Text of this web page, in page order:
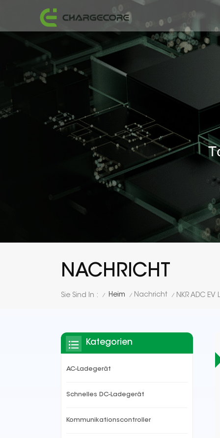
NACHRICHT
Sie Sind In : / Heim / Nachricht /
Kategorien
AC-Ladegerät
Schnelles DC-Ladegerät
Kommunikationscontroller